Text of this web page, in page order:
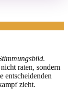
raten, sondern
entscheidenden
zieht.